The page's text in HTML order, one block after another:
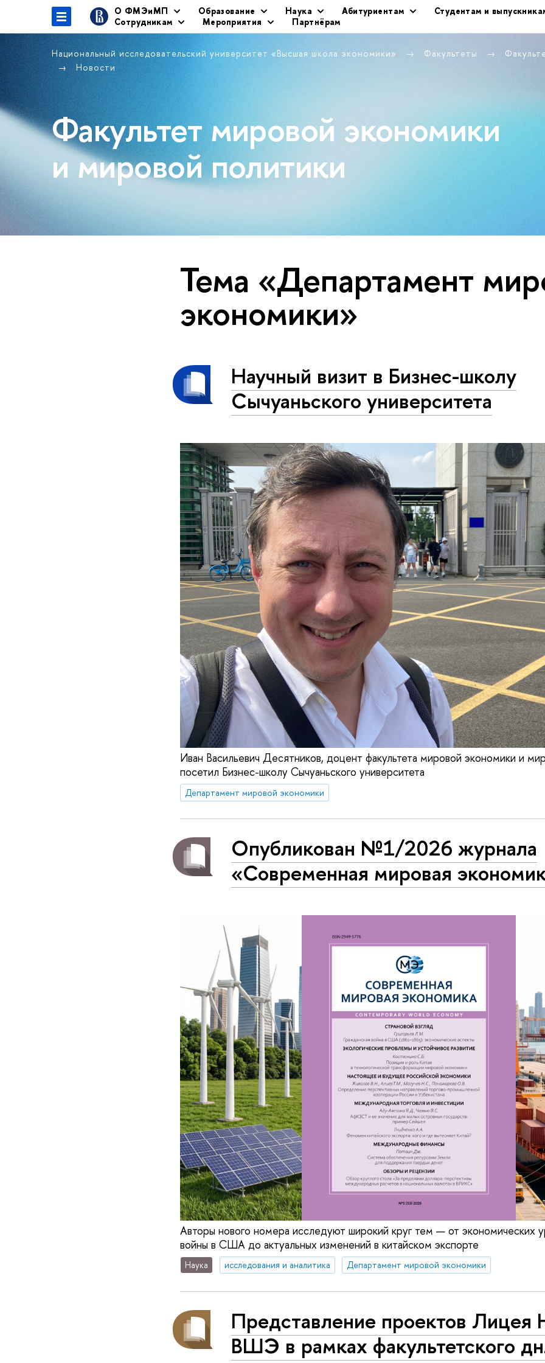
О ФМЭиМП Образование Наука Абитуриентам
Студентам и
Сотрудникам
Мероприятия Партнёрам
Национальный исследовательский университет «Высшая школа экономики» Факультеты
Новости
Факультет мировой экономики
и мировой политики
Тема «Департамент
экономики»
Научный визит в Бизнес-школу
Сычуаньского университета
Иван Васильевич Десятников, доцент факультета мировой экономики и
посетил Бизнес-школу Сычуаньского университета
Департамент мировой экономики
Опубликован №1/2026 журнала
«Современная мировая
Авторы нового номера исследуют широкий круг тем — от экономических
войны в США до актуальных изменений в китайском экспорте
Наука исследования и аналитика Департамент мировой экономики
Представление проектов
ВШЭ в рамках факультетского